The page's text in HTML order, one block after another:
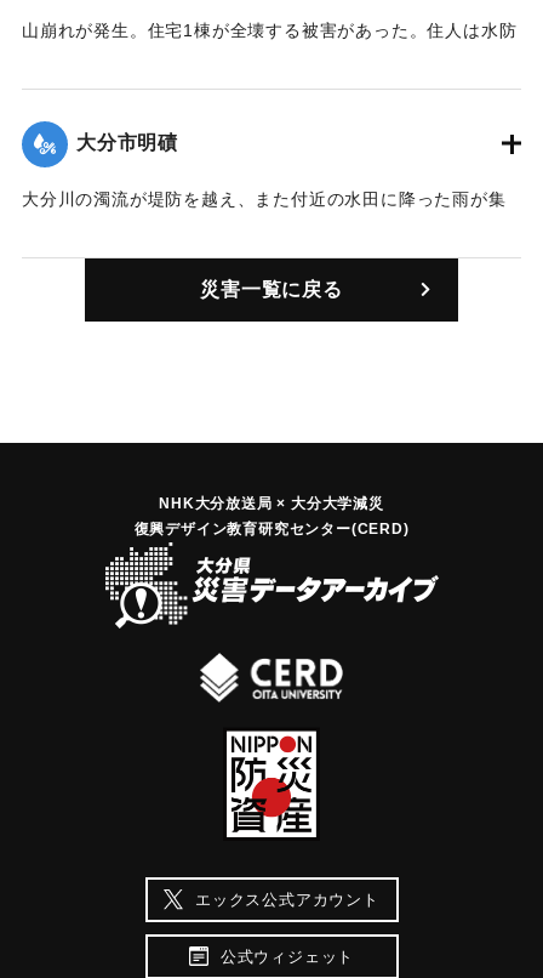
山崩れが発生。住宅1棟が全壊する被害があった。住人は水防
｜固有コード:
大分市明磧
大分川の濁流が堤防を越え、また付近の水田に降った雨が集
災害一覧に戻る
NHK大分放送局 × 大分大学減災
復興デザイン教育研究センター(CERD)
エックス公式アカウント
公式ウィジェット